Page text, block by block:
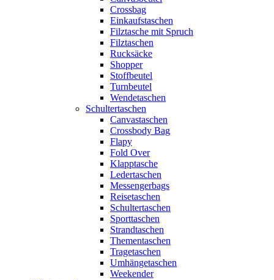
Crossbag
Einkaufstaschen
Filztasche mit Spruch
Filztaschen
Rucksäcke
Shopper
Stoffbeutel
Turnbeutel
Wendetaschen
Schultertaschen
Canvastaschen
Crossbody Bag
Flapy
Fold Over
Klapptasche
Ledertaschen
Messengerbags
Reisetaschen
Schultertaschen
Sporttaschen
Strandtaschen
Thementaschen
Tragetaschen
Umhängetaschen
Weekender